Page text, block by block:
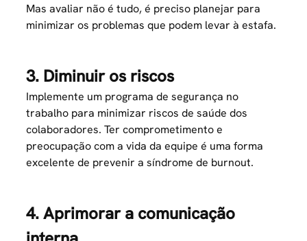
Mas avaliar não é tudo, é preciso planejar para
minimizar os problemas que podem levar à estafa.
3. Diminuir os riscos
Implemente um programa de segurança no
trabalho para minimizar riscos de saúde dos
colaboradores. Ter comprometimento e
preocupação com a vida da equipe é uma forma
excelente de prevenir a síndrome de burnout.
4. Aprimorar a comunicação